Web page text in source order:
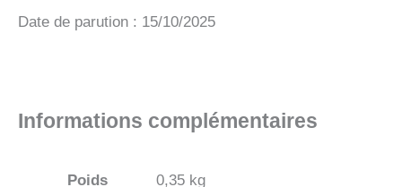
Date de parution : 15/10/2025
Informations complémentaires
Poids 0,35 kg